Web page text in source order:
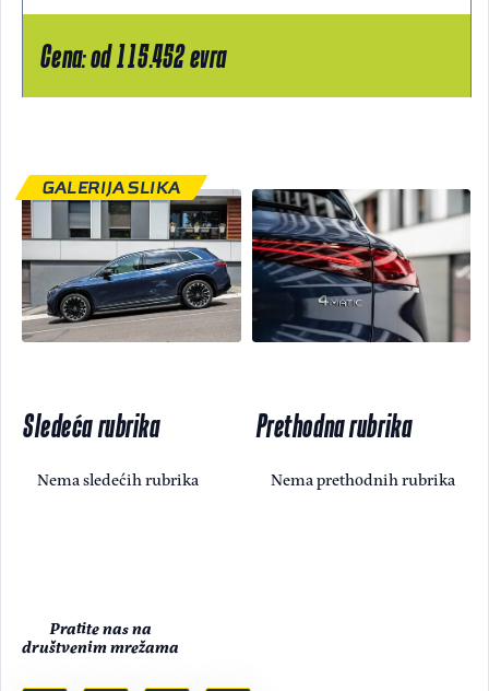
Cena: od 115.452 evra
GALERIJA SLIKA
Sledeća rubrika
Nema sledećih rubrika
Prethodna rubrika
Nema prethodnih rubrika
Pratite nas na
društvenim mrežama